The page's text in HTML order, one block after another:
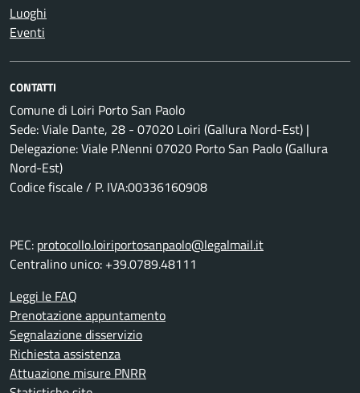
Luoghi
Eventi
CONTATTI
Comune di Loiri Porto San Paolo
Sede: Viale Dante, 28 - 07020 Loiri (Gallura Nord-Est) |
Delegazione: Viale P.Nenni 07020 Porto San Paolo (Gallura
Nord-Est)
Codice fiscale / P. IVA:00336160908
PEC: protocollo.loiriportosanpaolo@legalmail.it
Centralino unico: +39.0789.48111
Leggi le FAQ
Prenotazione appuntamento
Segnalazione disservizio
Richiesta assistenza
Attuazione misure PNRR